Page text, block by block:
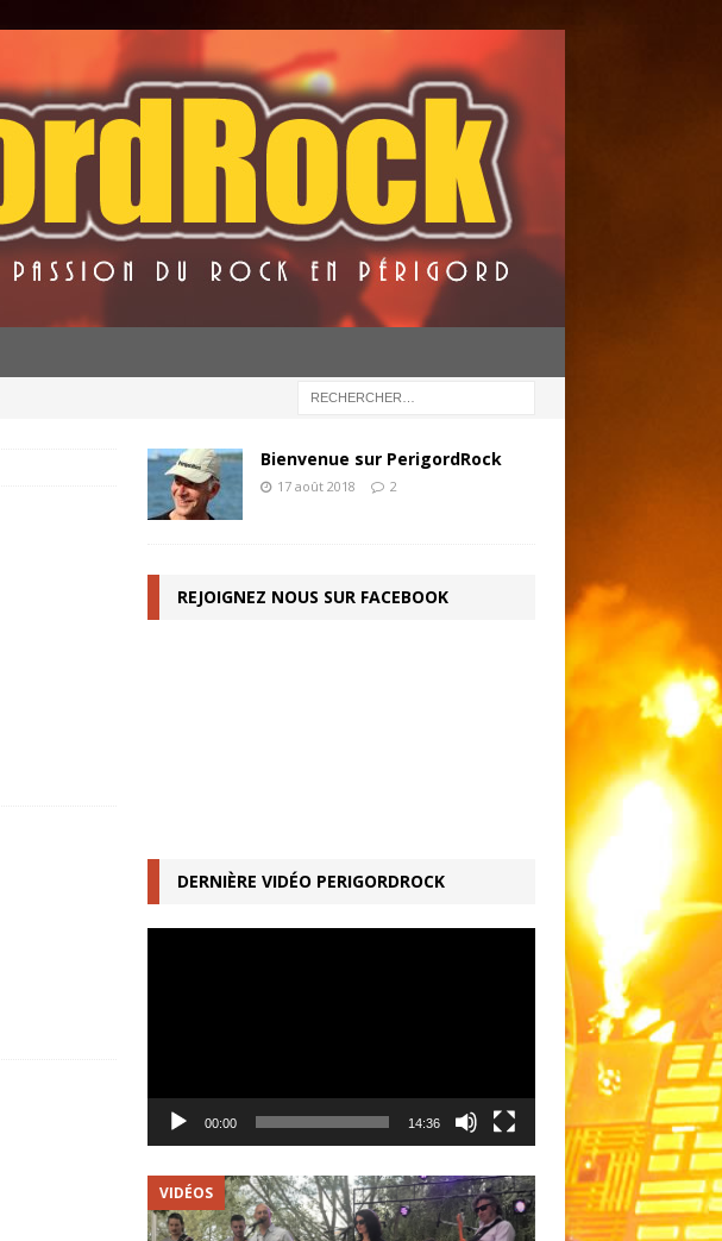
Bienvenue sur PerigordRock
17 août 2018 2
REJOIGNEZ NOUS SUR FACEBOOK
DERNIÈRE VIDÉO PERIGORDROCK
00:00 14:36
VIDÉOS VIDÉOS